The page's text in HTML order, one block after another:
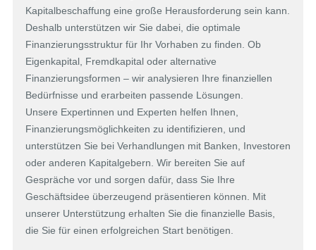
Kapitalbeschaffung eine große Herausforderung sein kann.
Deshalb unterstützen wir Sie dabei, die optimale
Finanzierungsstruktur für Ihr Vorhaben zu finden. Ob
Eigenkapital, Fremdkapital oder alternative
Finanzierungsformen – wir analysieren Ihre finanziellen
Bedürfnisse und erarbeiten passende Lösungen.
Unsere Expertinnen und Experten helfen Ihnen,
Finanzierungsmöglichkeiten zu identifizieren, und
unterstützen Sie bei Verhandlungen mit Banken, Investoren
oder anderen Kapitalgebern. Wir bereiten Sie auf
Gespräche vor und sorgen dafür, dass Sie Ihre
Geschäftsidee überzeugend präsentieren können. Mit
unserer Unterstützung erhalten Sie die finanzielle Basis,
die Sie für einen erfolgreichen Start benötigen.